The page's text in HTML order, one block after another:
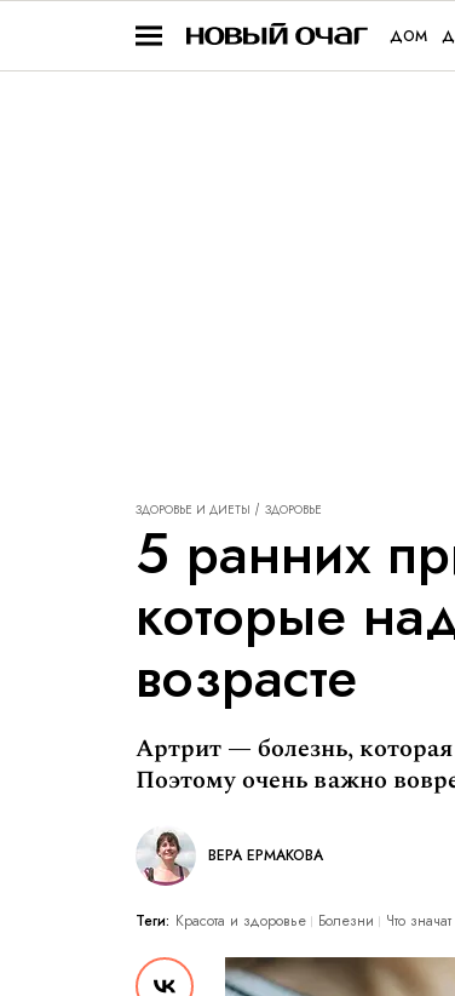
ДОМ
ЗДОРОВЬЕ И ДИЕТЫ ЗДОРОВЬЕ
5 ранних
которые
возрасте
Артрит — болезнь,
Поэтому очень важно
ВЕРА ЕРМАКОВА
Теги: Красота и здоровье Болезни Что